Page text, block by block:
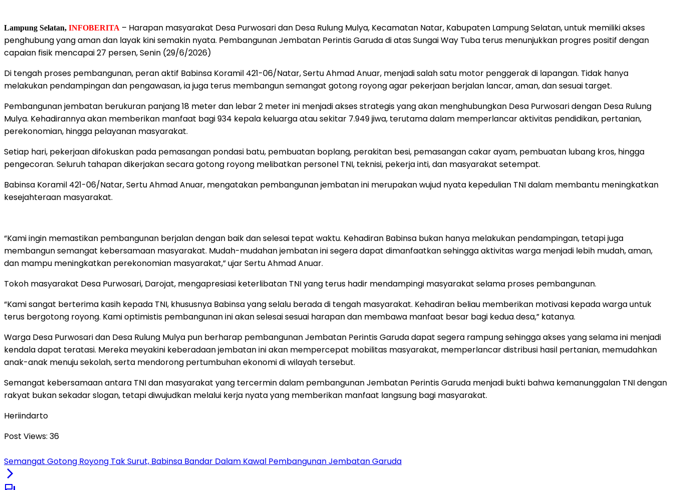
Lampung Selatan, INFOBERITA – Harapan masyarakat Desa Purwosari dan Desa Rulung Mulya, Kecamatan Natar, Kabupaten Lampung Selatan, untuk memiliki akses
penghubung yang aman dan layak kini semakin nyata. Pembangunan Jembatan Perintis Garuda di atas Sungai Way Tuba terus menunjukkan progres positif dengan
capaian fisik mencapai 27 persen, Senin (29/6/2026)
Di tengah proses pembangunan, peran aktif Babinsa Koramil 421-06/Natar, Sertu Ahmad Anuar, menjadi salah satu motor penggerak di lapangan. Tidak hanya
melakukan pendampingan dan pengawasan, ia juga terus membangun semangat gotong royong agar pekerjaan berjalan lancar, aman, dan sesuai target.
Pembangunan jembatan berukuran panjang 18 meter dan lebar 2 meter ini menjadi akses strategis yang akan menghubungkan Desa Purwosari dengan Desa Rulung
Mulya. Kehadirannya akan memberikan manfaat bagi 934 kepala keluarga atau sekitar 7.949 jiwa, terutama dalam memperlancar aktivitas pendidikan, pertanian,
perekonomian, hingga pelayanan masyarakat.
Setiap hari, pekerjaan difokuskan pada pemasangan pondasi batu, pembuatan boplang, perakitan besi, pemasangan cakar ayam, pembuatan lubang kros, hingga
pengecoran. Seluruh tahapan dikerjakan secara gotong royong melibatkan personel TNI, teknisi, pekerja inti, dan masyarakat setempat.
Babinsa Koramil 421-06/Natar, Sertu Ahmad Anuar, mengatakan pembangunan jembatan ini merupakan wujud nyata kepedulian TNI dalam membantu meningkatkan
kesejahteraan masyarakat.
“Kami ingin memastikan pembangunan berjalan dengan baik dan selesai tepat waktu. Kehadiran Babinsa bukan hanya melakukan pendampingan, tetapi juga
membangun semangat kebersamaan masyarakat. Mudah-mudahan jembatan ini segera dapat dimanfaatkan sehingga aktivitas warga menjadi lebih mudah, aman,
dan mampu meningkatkan perekonomian masyarakat,” ujar Sertu Ahmad Anuar.
Tokoh masyarakat Desa Purwosari, Darojat, mengapresiasi keterlibatan TNI yang terus hadir mendampingi masyarakat selama proses pembangunan.
“Kami sangat berterima kasih kepada TNI, khususnya Babinsa yang selalu berada di tengah masyarakat. Kehadiran beliau memberikan motivasi kepada warga untuk
terus bergotong royong. Kami optimistis pembangunan ini akan selesai sesuai harapan dan membawa manfaat besar bagi kedua desa,” katanya.
Warga Desa Purwosari dan Desa Rulung Mulya pun berharap pembangunan Jembatan Perintis Garuda dapat segera rampung sehingga akses yang selama ini menjadi
kendala dapat teratasi. Mereka meyakini keberadaan jembatan ini akan mempercepat mobilitas masyarakat, memperlancar distribusi hasil pertanian, memudahkan
anak-anak menuju sekolah, serta mendorong pertumbuhan ekonomi di wilayah tersebut.
Semangat kebersamaan antara TNI dan masyarakat yang tercermin dalam pembangunan Jembatan Perintis Garuda menjadi bukti bahwa kemanunggalan TNI dengan
rakyat bukan sekadar slogan, tetapi diwujudkan melalui kerja nyata yang memberikan manfaat langsung bagi masyarakat.
Heriindarto
Post Views: 36
Semangat Gotong Royong Tak Surut, Babinsa Bandar Dalam Kawal Pembangunan Jembatan Garuda